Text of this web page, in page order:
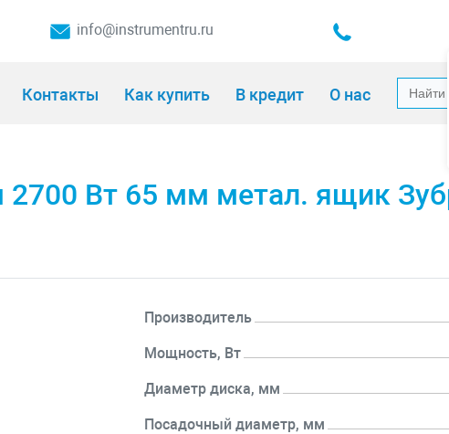
info@instrumentru.ru
Контакты Как купить В кредит О нас
2700 Вт 65 мм метал. ящик
Производитель
Мощность, Вт
Диаметр диска, мм
Посадочный диаметр, мм